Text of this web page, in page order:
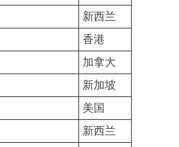
新西兰
香港
加拿大
新加坡
美国
新西兰